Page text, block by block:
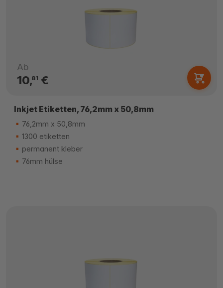
Ab
10,81 €
Inkjet Etiketten, 76,2mm x 50,8mm
76,2mm x 50,8mm
1300 etiketten
permanent kleber
76mm hülse